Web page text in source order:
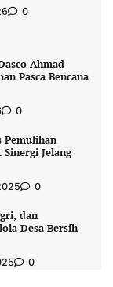
0
Ahmad
Pasca Bencana
0
Pemulihan
Sinergi Jelang
0
dan
Desa Bersih
0